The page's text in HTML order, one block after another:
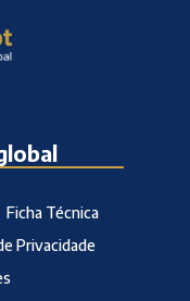
Ficha Técnica
Privacidade